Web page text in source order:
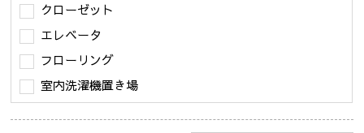
クローゼット
エレベータ
フローリング
室内洗濯機置き場